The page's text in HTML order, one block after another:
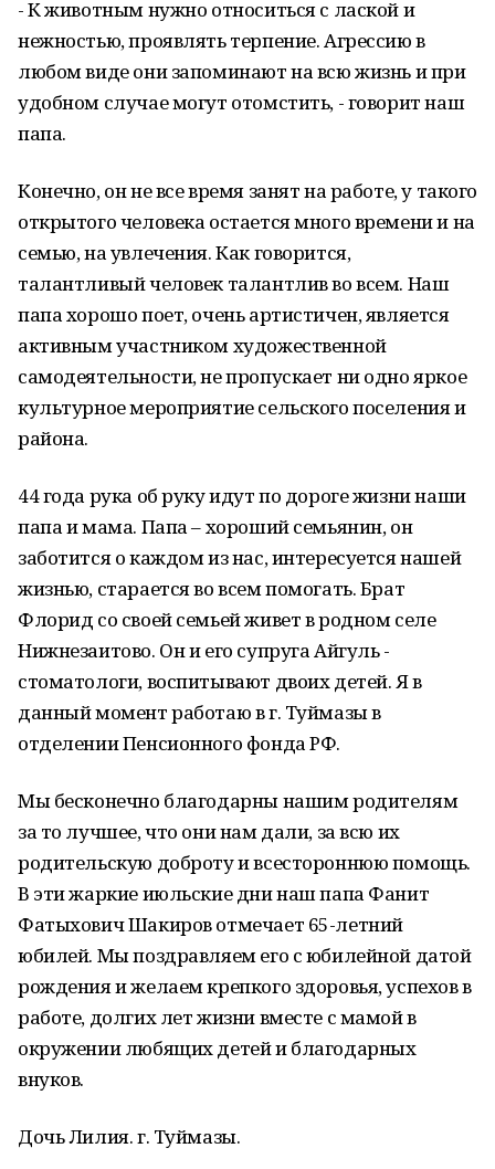
- К животным нужно относиться с лаской и
нежностью, проявлять терпение. Агрессию в
любом виде они запоминают на всю жизнь и при
удобном случае могут отомстить, - говорит наш
папа.
Конечно, он не все время занят на работе, у такого
открытого человека остается много времени и на
семью, на увлечения. Как говорится,
талантливый человек талантлив во всем. Наш
папа хорошо поет, очень артистичен, является
активным участником художественной
самодеятельности, не пропускает ни одно яркое
культурное мероприятие сельского поселения и
района.
44 года рука об руку идут по дороге жизни наши
папа и мама. Папа – хороший семьянин, он
заботится о каждом из нас, интересуется нашей
жизнью, старается во всем помогать. Брат
Флорид со своей семьей живет в родном селе
Нижнезаитово. Он и его супруга Айгуль -
стоматологи, воспитывают двоих детей. Я в
данный момент работаю в г. Туймазы в
отделении Пенсионного фонда РФ.
Мы бесконечно благодарны нашим родителям
за то лучшее, что они нам дали, за всю их
родительскую доброту и всестороннюю помощь.
В эти жаркие июльские дни наш папа Фанит
Фатыхович Шакиров отмечает 65-летний
юбилей. Мы поздравляем его с юбилейной датой
рождения и желаем крепкого здоровья, успехов в
работе, долгих лет жизни вместе с мамой в
окружении любящих детей и благодарных
внуков.
Дочь Лилия. г. Туймазы.